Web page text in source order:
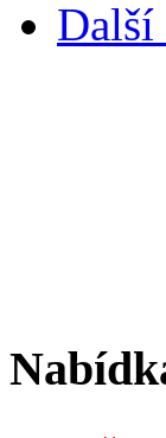
Další